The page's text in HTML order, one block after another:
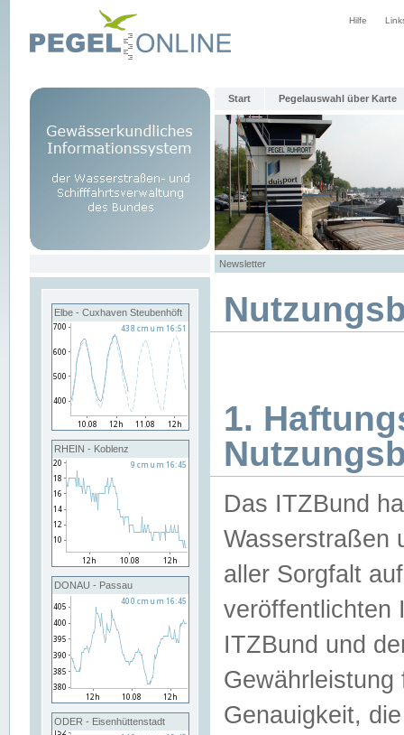
Hilfe
Start Pegelauswahl über Karte
Newsletter
Elbe - Cuxhaven Steubenhöft
RHEIN - Koblenz
DONAU - Passau
ODER - Eisenhüttenstadt
1.
Das ITZBund
Wasserstraßen
aller Sorgfalt
veröffentlichten
ITZBund und
Genauigkeit,